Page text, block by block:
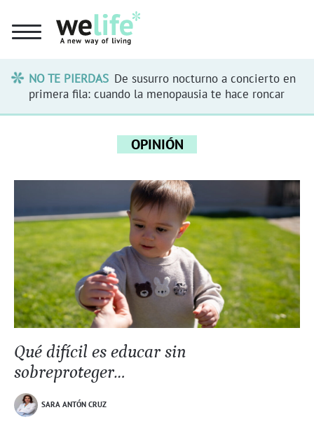
NO TE PIERDAS De susurro nocturno a concierto en
primera fila: cuando la menopausia te hace roncar
OPINIÓN
Qué difícil es educar sin
sobreproteger…
SARA ANTÓN CRUZ